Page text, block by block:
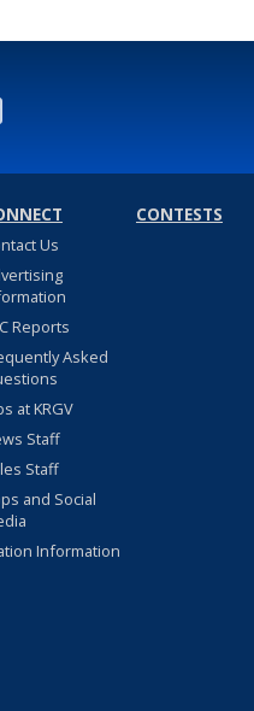
Us
Reports
Asked
at KRGV
Staff
Staff
and Social
Information
CONTESTS